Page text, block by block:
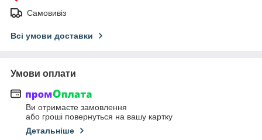
Самовивіз
Всі умови доставки
Умови оплати
Ви отримаєте замовлення
або гроші повернуться на вашу картку
Детальніше